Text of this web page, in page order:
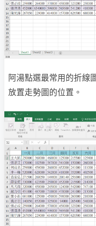
阿湯點選最常用的折線
放置走勢圖的位置。